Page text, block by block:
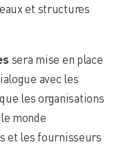
et structures
sera mise en place
avec les
les organisations
monde
et les fournisseurs